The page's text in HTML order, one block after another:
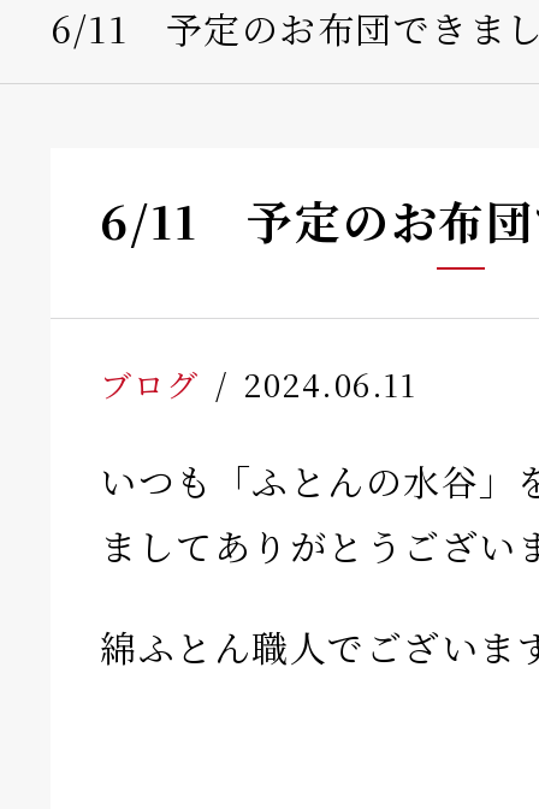
6/11 予定のお布団できま
6/11 予定のお布
ブログ 2024.06.11
いつも「ふとんの水谷」
ましてありがとうござい
綿ふとん職人でございま